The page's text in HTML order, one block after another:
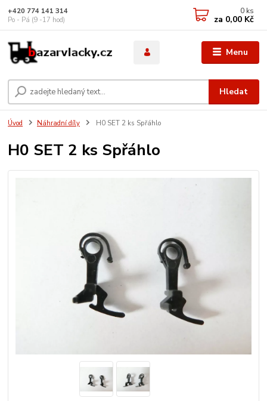
Menu
Hledat
+420 774 141 314
Po - Pá (9 -17 hod)
0 ks
za 0,00 Kč
Úvod Náhradní díly H0 SET 2 ks Spřáhlo
H0 SET 2 ks Spřáhlo